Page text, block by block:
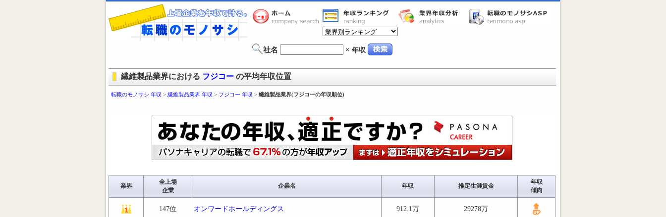
社名 × 年収
繊維製品業界における フジコー の平均年収位置
転職のモノサシ 年収 > 繊維製品業界 年収 > フジコー 年収 > 繊維製品業界(フジコーの年収順位)
業界
全上場
企業
企業名 年収 推定生涯賃金
年収
傾向
147位 オンワードホールディングス 912.1万 29278万